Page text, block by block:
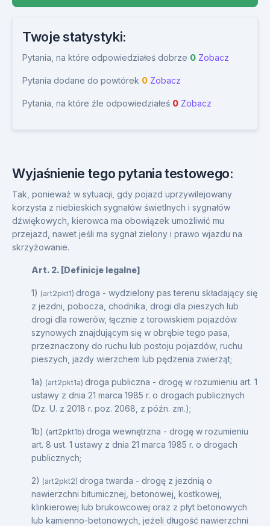
Twoje statystyki:
Pytania, na które odpowiedziałeś dobrze 0 Zobacz
Pytania dodane do powtórek 0 Zobacz
Pytania, na które źle odpowiedziałeś 0 Zobacz
Wyjaśnienie tego pytania testowego:
Tak, ponieważ w sytuacji, gdy pojazd uprzywilejowany
korzysta z niebieskich sygnałów świetlnych i sygnałów
dźwiękowych, kierowca ma obowiązek umożliwić mu
przejazd, nawet jeśli ma sygnał zielony i prawo wjazdu na
skrzyżowanie.
Art. 2. [Definicje legalne]
1) (art2pkt1) droga - wydzielony pas terenu składający się
z jezdni, pobocza, chodnika, drogi dla pieszych lub
drogi dla rowerów, łącznie z torowiskiem pojazdów
szynowych znajdującym się w obrębie tego pasa,
przeznaczony do ruchu lub postoju pojazdów, ruchu
pieszych, jazdy wierzchem lub pędzenia zwierząt;
1a) (art2pkt1a) droga publiczna - drogę w rozumieniu art. 1
ustawy z dnia 21 marca 1985 r. o drogach publicznych
(Dz. U. z 2018 r. poz. 2068, z późn. zm.);
1b) (art2pkt1b) droga wewnętrzna - drogę w rozumieniu
art. 8 ust. 1 ustawy z dnia 21 marca 1985 r. o drogach
publicznych;
2) (art2pkt2) droga twarda - drogę z jezdnią o
nawierzchni bitumicznej, betonowej, kostkowej,
klinkierowej lub brukowcowej oraz z płyt betonowych
lub kamienno-betonowych, jeżeli długość nawierzchni